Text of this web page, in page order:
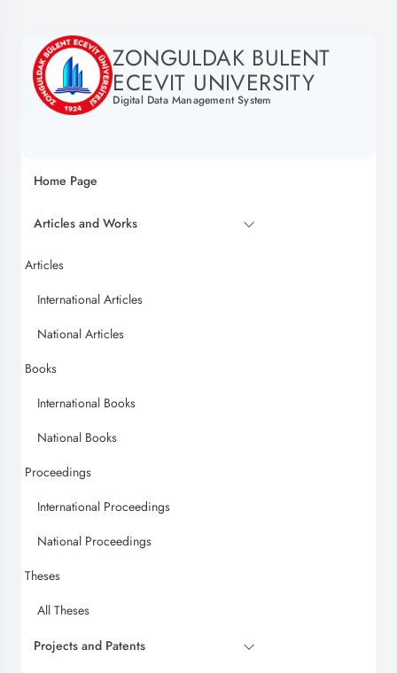
ZONGULDAK BULENT
ECEVIT UNIVERSITY
Digital Data Management System
Home Page
Articles and Works
Articles
International Articles
National Articles
Books
International Books
National Books
Proceedings
International Proceedings
National Proceedings
Theses
All Theses
Projects and Patents